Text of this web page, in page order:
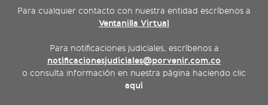
Para cualquier contacto con nuestra entidad escríbenos a
Ventanilla Virtual
Para notificaciones judiciales, escríbenos a
notificacionesjudiciales@porvenir.com.co
o consulta información en nuestra página haciendo clic
aquí